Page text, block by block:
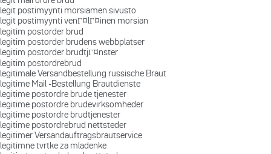
legit postimyynti morsiamen sivusto
legit postimyynti venГ¤lГ¤inen morsian
legitim postorder brud
legitim postorder brudens webbplatser
legitim postorder brudtjГ¤nster
legitim postordrebrud
legitimale Versandbestellung russische Braut
legitime Mail -Bestellung Brautdienste
legitime postordre brude tjenester
legitime postordre brudevirksomheder
legitime postordre brudtjenester
legitime postordrebrud nettsteder
legitimer Versandauftragsbrautservice
legitimne tvrtke za mladenke